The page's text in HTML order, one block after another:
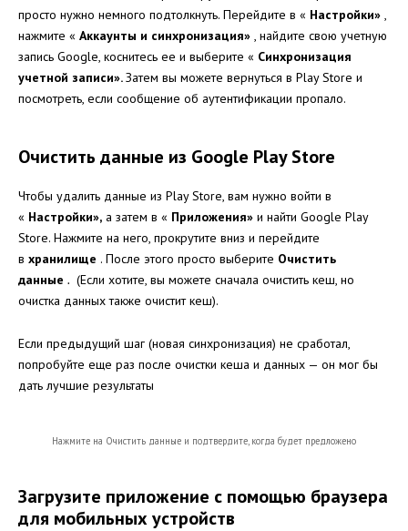
просто нужно немного подтолкнуть. Перейдите в « Настройки» ,
нажмите « Аккаунты и синхронизация» , найдите свою учетную
запись Google, коснитесь ее и выберите « Синхронизация
учетной записи».Затем вы можете вернуться в Play Store и
посмотреть, если сообщение об аутентификации пропало.
Очистить данные из Google Play Store
Чтобы удалить данные из Play Store, вам нужно войти в
« Настройки», а затем в « Приложения» и найти Google Play
Store. Нажмите на него, прокрутите вниз и перейдите
в хранилище . После этого просто выберите Очистить
данные . (Если хотите, вы можете сначала очистить кеш, но
очистка данных также очистит кеш).
Если предыдущий шаг (новая синхронизация) не сработал,
попробуйте еще раз после очистки кеша и данных — он мог бы
дать лучшие результаты
Нажмите на Очистить данные и подтвердите, когда будет предложено
Загрузите приложение с помощью браузера
для мобильных устройств